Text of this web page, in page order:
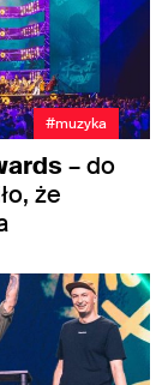
#muzyka
– do
że